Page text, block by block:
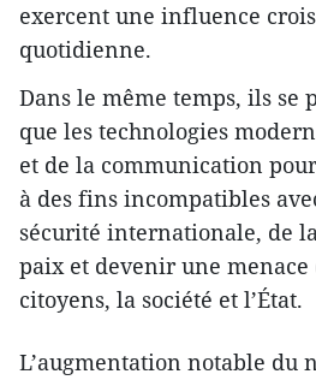
exercent une influence
quotidienne.
Dans le même temps, ils se
que les technologies
et de la communication
à des fins incompatibles
sécurité internationale, de
paix et devenir une
citoyens, la société et l’État.
L’augmentation notable du